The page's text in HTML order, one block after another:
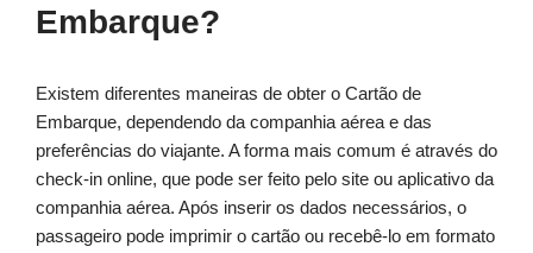
Embarque?
Existem diferentes maneiras de obter o Cartão de
Embarque, dependendo da companhia aérea e das
preferências do viajante. A forma mais comum é através do
check-in online, que pode ser feito pelo site ou aplicativo da
companhia aérea. Após inserir os dados necessários, o
passageiro pode imprimir o cartão ou recebê-lo em formato